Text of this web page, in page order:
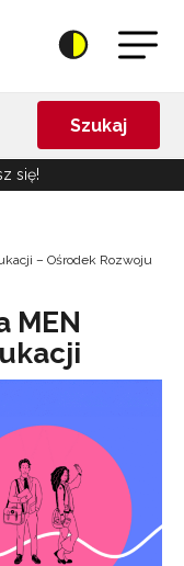
Szukaj
się!
– Ośrodek Rozwoju
MEN